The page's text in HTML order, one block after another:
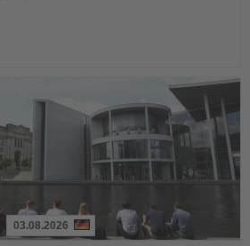
03.08.2026